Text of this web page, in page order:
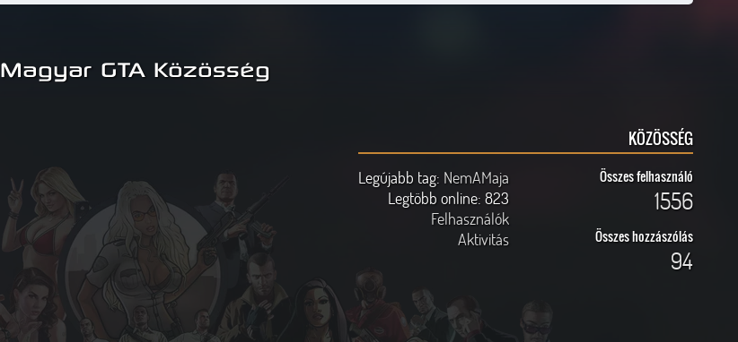
Magyar GTA Közösség
KÖZÖSSÉG
Legújabb tag: NemAMaja
Legtöbb online: 823
Felhasználók
Aktivitás
Összes felhasználó
1556
Összes hozzászólás
94